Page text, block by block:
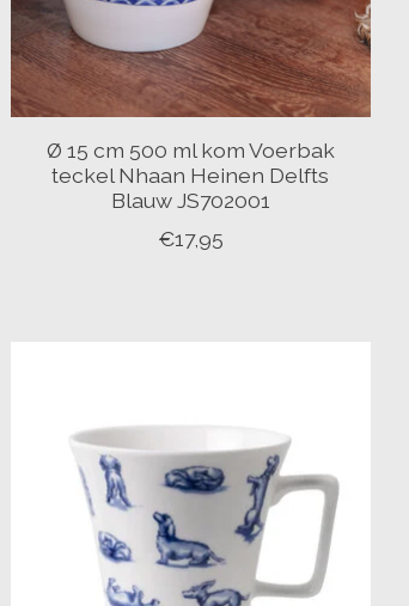
Ø 15 cm 500 ml kom Voerbak
teckel Nhaan Heinen Delfts
Blauw JS702001
€17,95